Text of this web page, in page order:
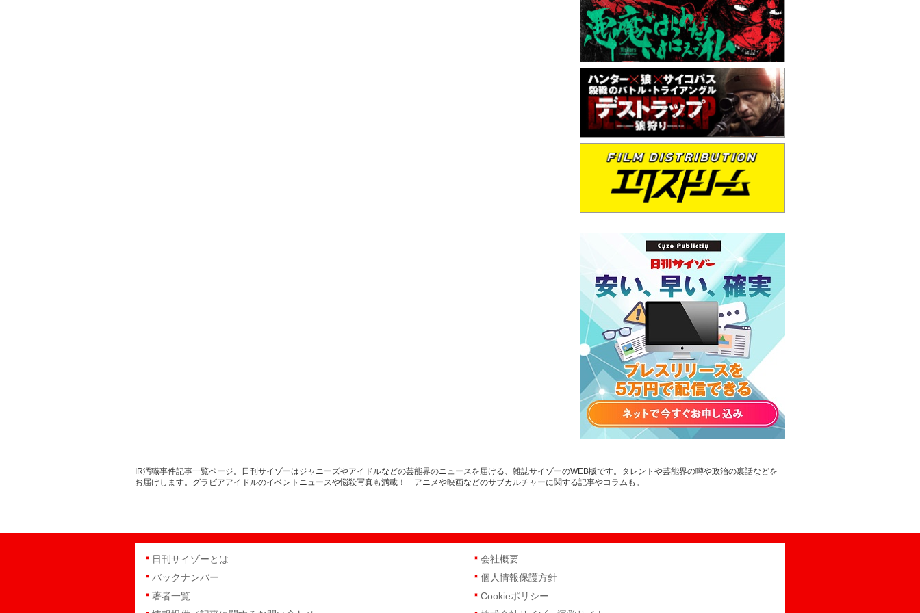
IR汚職事件記事一覧ページ。日刊サイゾーはジャニーズやアイドルなどの芸能界のニュースを届ける、雑誌サイゾーのWEB版です。タレントや芸能界の噂や政治の裏話などを
お届けします。グラビアアイドルのイベントニュースや悩殺写真も満載！ アニメや映画などのサブカルチャーに関する記事やコラムも。
日刊サイゾーとは
バックナンバー
著者一覧
会社概要
個人情報保護方針
Cookieポリシー